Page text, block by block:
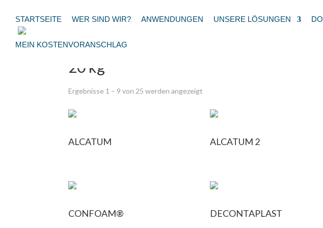
STARTSEITE WER SIND WIR? ANWENDUNGEN UNSERE LÖSUNGEN
MEIN KOSTENVORANSCHLAG
20 kg
Ergebnisse 1 – 9 von 25 werden angezeigt
ALCATUM ALCATUM 2
CONFOAM® DECONTAPLAST